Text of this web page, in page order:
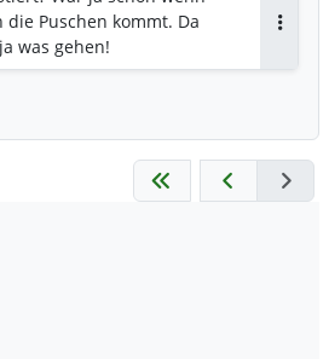
Puschen kommt. Da
was gehen!